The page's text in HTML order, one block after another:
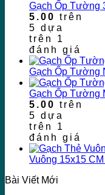
Gạch Ốp Tường
5.00 trên
5 dựa
trên 1
đánh giá
Gạch Ốp Tường
Gạch Ốp Tường
5.00 trên
5 dựa
trên 1
đánh giá
Vuông 15x15
Bài Viết Mới